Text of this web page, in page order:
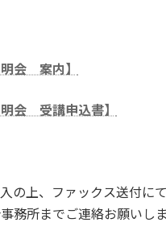
会 案内】
会 受講申込書】
の上、ファックス送付に
務所までご連絡お願いしま